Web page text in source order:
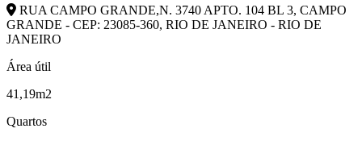
RUA CAMPO GRANDE,N. 3740 APTO. 104 BL 3, CAMPO
GRANDE - CEP: 23085-360, RIO DE JANEIRO - RIO DE
JANEIRO
Área útil
41,19m2
Quartos